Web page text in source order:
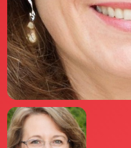
Domande Frequenti
Impegno Sociale
Le nostre sedi
Facebook
YouTube
Instagram
TikTok